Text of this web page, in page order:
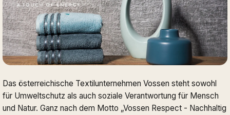
Das österreichische Textilunternehmen Vossen steht sowohl
für Umweltschutz als auch soziale Verantwortung für Mensch
und Natur. Ganz nach dem Motto „Vossen Respect - Nachhaltig